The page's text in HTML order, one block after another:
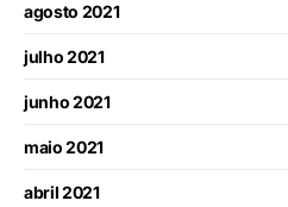
agosto 2021
julho 2021
junho 2021
maio 2021
abril 2021